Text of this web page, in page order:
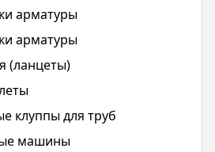
арматуры
арматуры
(ланцеты)
клуппы для труб
машины